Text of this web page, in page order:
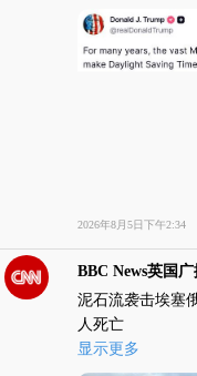
点指出，这种做
犯罪和经济研究
时日光。换句话
人、民主党人和
党参议员解除他
我们尽快通过《
2026年8月5日下午2:34
BBC News英国广
泥石流袭击埃塞
人死亡
显示更多